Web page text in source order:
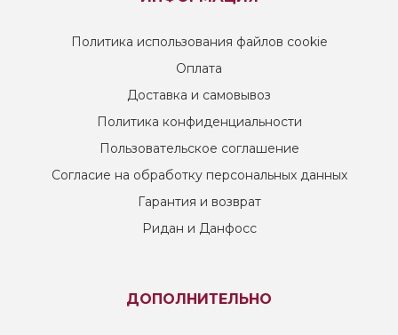
Политика использования файлов cookie
Оплата
Доставка и самовывоз
Политика конфиденциальности
Пользовательское соглашение
Согласие на обработку персональных данных
Гарантия и возврат
Ридан и Данфосс
ДОПОЛНИТЕЛЬНО